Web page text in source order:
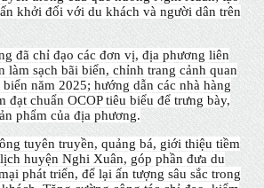
khởi đối với du khách và người dân trên
đã chỉ đạo các đơn vị, địa phương liên
làm sạch bãi biển, chỉnh trang cảnh quan
năm 2025; hướng dẫn các nhà hàng
đạt chuẩn OCOP tiêu biểu để trưng bày,
phẩm của địa phương.
tuyên truyền, quảng bá, giới thiệu tiềm
huyện Nghi Xuân, góp phần đưa du
phát triển, để lại ấn tượng sâu sắc trong